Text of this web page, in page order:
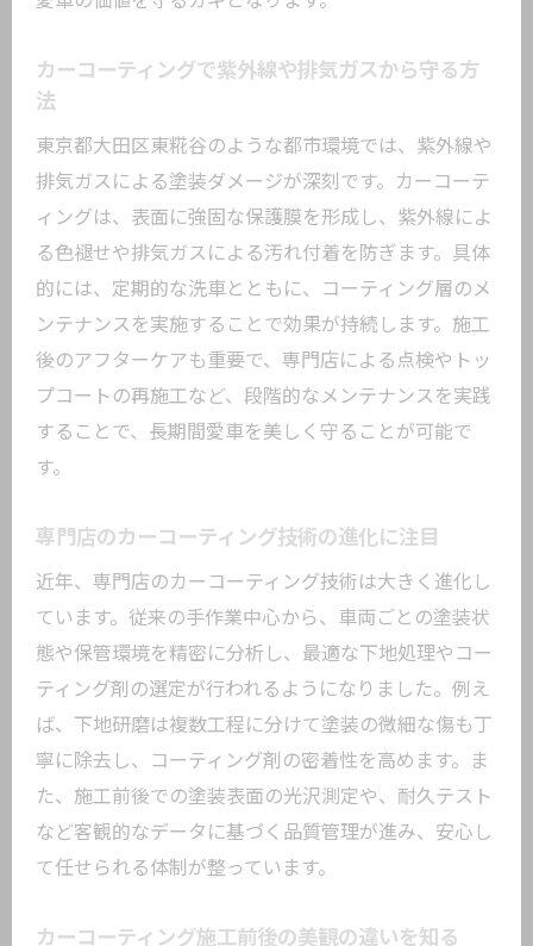
カーコーティング施工後のメンテナンス
プロが実践するカーコーティングのコツ
KeePerに代表される信頼のコーティング
技術
カーコーティングで日々の美観を維持す
る方法
定期的な徹底洗車とコーティングの相乗
コーティング東京で人気の美観維持テク
ニック
長期間艶を保つカーコーティングの選び
方
メンテナンスで差がつくカーコーティン
グ効果
こだわり派に贈るコーティング技術の進化
最新のカーコーティング技術がもたらす
メリット
プロが推奨するカーコーティング施工工
カーコーティングで紫外線や排気ガスから守る方
法
東京都大田区東糀谷のような都市環境では、紫外線や
排気ガスによる塗装ダメージが深刻です。カーコーテ
ィングは、表面に強固な保護膜を形成し、紫外線によ
る色褪せや排気ガスによる汚れ付着を防ぎます。具体
的には、定期的な洗車とともに、コーティング層のメ
ンテナンスを実施することで効果が持続します。施工
後のアフターケアも重要で、専門店による点検やトッ
プコートの再施工など、段階的なメンテナンスを実践
することで、長期間愛車を美しく守ることが可能で
す。
専門店のカーコーティング技術の進化に注目
近年、専門店のカーコーティング技術は大きく進化し
ています。従来の手作業中心から、車両ごとの塗装状
態や保管環境を精密に分析し、最適な下地処理やコー
ティング剤の選定が行われるようになりました。例え
ば、下地研磨は複数工程に分けて塗装の微細な傷も丁
寧に除去し、コーティング剤の密着性を高めます。ま
た、施工前後での塗装表面の光沢測定や、耐久テスト
など客観的なデータに基づく品質管理が進み、安心し
て任せられる体制が整っています。
カーコーティング施工前後の美観の違いを知る